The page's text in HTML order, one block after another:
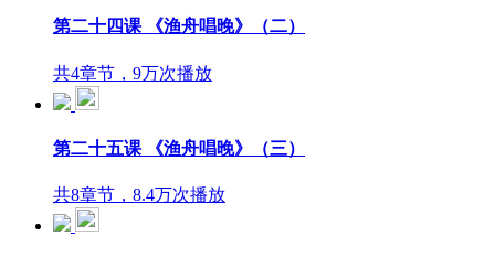
第二十四课 《渔舟唱晚》（二）
共4章节，9万次播放
第二十五课 《渔舟唱晚》（三）
共8章节，8.4万次播放